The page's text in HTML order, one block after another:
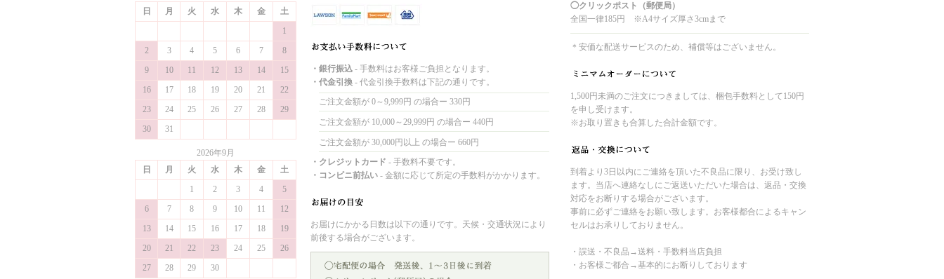
日
月 火 水 木 金
土
1
2
3 4 5 6 7
8
9
10 11 12 13 14
15
16
17 18 19 20 21
22
23
24 25 26 27 28
29
30
31
2026年9月
日
月 火 水 木 金
土
1
2 3 4
5
6
7 8 9 10 11
12
13
14 15 16 17 18
19
20
21 22 23 24 25
26
27
28 29
30
・銀行振込 - 手数料はお客様ご負担となります。
・代金引換 - 代金引換手数料は下記の通りです。
ご注文金額が 0～9,999円 の場合ー 330円
ご注文金額が 10,000～29,999円 の場合ー 440円
ご注文金額が 30,000円以上 の場合ー 660円
・クレジットカード - 手数料不要です。
・コンビニ前払い - 金額に応じて所定の手数料がかかります。
お届けにかかる日数は以下の通りです。天候・交通状況により
前後する場合がございます。
◯クリックポスト（郵便局）
全国一律185円 ※A4サイズ厚さ3cmまで
＊安価な配送サービスのため、補償等はございません。
1,500円未満のご注文につきましては、梱包手数料として150円
を申し受けます。
※お取り置きも合算した合計金額です。
到着より3日以内にご連絡を頂いた不良品に限り、お受け致し
ます。当店へ連絡なしにご返送いただいた場合は、返品・交換
対応をお断りする場合がございます。
事前に必ずご連絡をお願い致します。お客様都合によるキャン
セルはお承りしておりません。
・誤送・不良品→送料・手数料当店負担
・お客様ご都合→基本的にお断りしております